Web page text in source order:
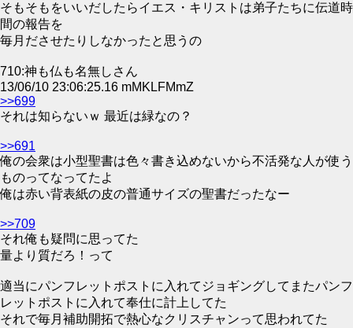
そもそもをいいだしたらイエス・キリストは弟子たちに伝道時
間の報告を
毎月ださせたりしなかったと思うの
710:神も仏も名無しさん
13/06/10 23:06:25.16 mMKLFMmZ
>>699
それは知らないｗ 最近は緑なの？
>>691
俺の会衆は小型聖書は色々書き込めないから不活発な人が使う
ものってなってたよ
俺は赤い背表紙の皮の普通サイズの聖書だったなー
>>709
それ俺も疑問に思ってた
量より質だろ！って
適当にパンフレットポストに入れてジョギングしてまたパンフ
レットポストに入れて奉仕に計上してた
それで毎月補助開拓で熱心なクリスチャンって思われてた